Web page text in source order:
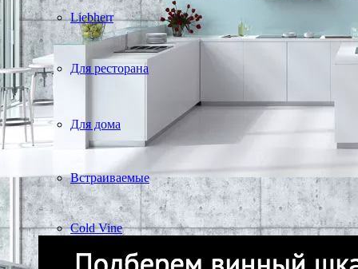
Liebherr
Для ресторана
Для дома
Встраиваемые
Cold Vine